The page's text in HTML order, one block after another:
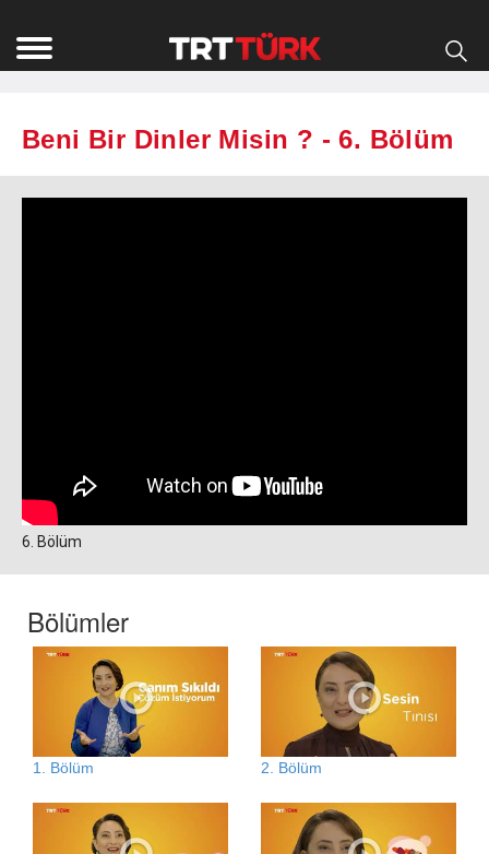
Beni Bir Dinler Misin ? - 6. Bölüm
6. Bölüm
Bölümler
1. Bölüm 2. Bölüm